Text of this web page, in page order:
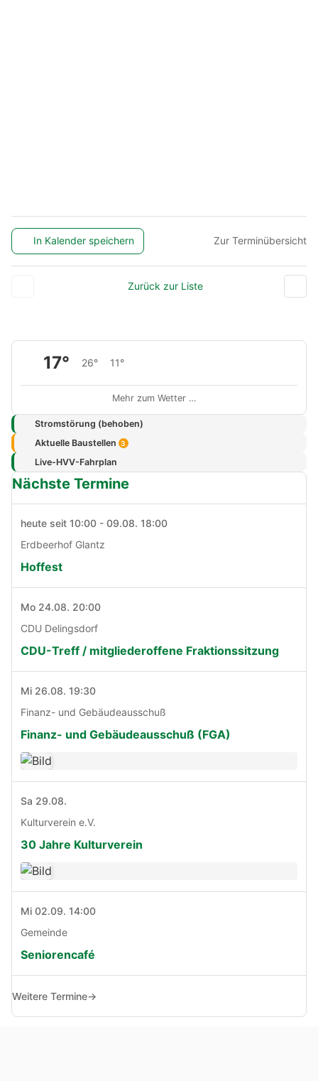
In Kalender speichern Zur Terminübersicht
Zurück zur Liste
17° 26° 11°
Mehr zum Wetter …
Stromstörung (behoben)
Aktuelle Baustellen 3
Live-HVV-Fahrplan
Nächste Termine
heute seit 10:00 - 09.08. 18:00
Erdbeerhof Glantz
Hoffest
Mo 24.08. 20:00
CDU Delingsdorf
CDU-Treff / mitgliederoffene Fraktionssitzung
Mi 26.08. 19:30
Finanz- und Gebäudeausschuß
Finanz- und Gebäudeausschuß (FGA)
Sa 29.08.
Kulturverein e.V.
30 Jahre Kulturverein
Mi 02.09. 14:00
Gemeinde
Seniorencafé
Weitere Termine→